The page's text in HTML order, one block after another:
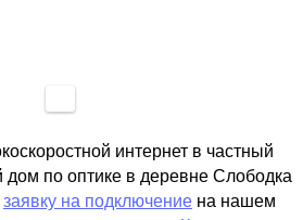
интернет в частный
дом по оптике в деревне Слободка
заявку на подключение на нашем